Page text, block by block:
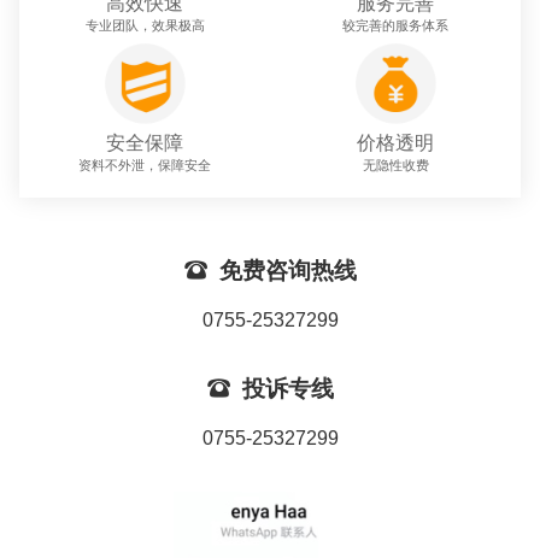
专业团队，效果极高 较完善的服务体系
安全保障
资料不外泄，保障安全
价格透明
无隐性收费
 免费咨询热线
0755-25327299
 投诉专线
0755-25327299